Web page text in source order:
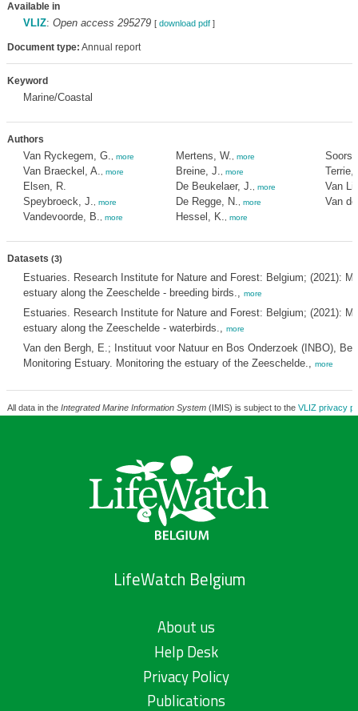
Available in
VLIZ: Open access 295279 [ download pdf]
Document type: Annual report
Keyword
Marine/Coastal
Authors
Van Ryckegem, G. more
Van Braeckel, A. more
Elsen, R.
Speybroeck, J.
more
Vandevoorde, B. more
Mertens, W. more
Breine, J. more
De Beukelaer, J. more
De Regge, N. more
Hessel, K. more
Soors,
Terrie,
Van
Van
Datasets (3)
Estuaries. Research Institute for Nature and Forest: Belgium; (2021):
estuary along the Zeeschelde - breeding birds., more
Estuaries. Research Institute for Nature and Forest: Belgium; (2021):
estuary along the Zeeschelde - waterbirds., more
Van den Bergh, E.; Instituut voor Natuur en Bos Onderzoek (INBO),
Monitoring Estuary. Monitoring the estuary of the Zeeschelde., more
All data in the Integrated Marine Information System(IMIS) is subject to the VLIZ privacy
LifeWatch Belgium
About us
Help Desk
Privacy Policy
Publications